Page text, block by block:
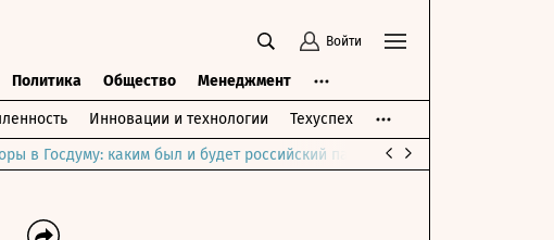
Войти
Политика Общество Менеджмент
Инновации и технологии Техуспех
в Госдуму: каким был и будет российский парламент